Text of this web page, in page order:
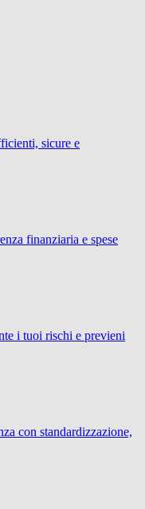
sicure e
finanziaria e spese
i tuoi rischi e previeni
con standardizzazione,